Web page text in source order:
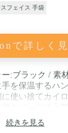
スフェイス 手袋
で詳しく
:ブラック / 素
を保温するハ
使い捨てカイ
ットを装備
続きを見る